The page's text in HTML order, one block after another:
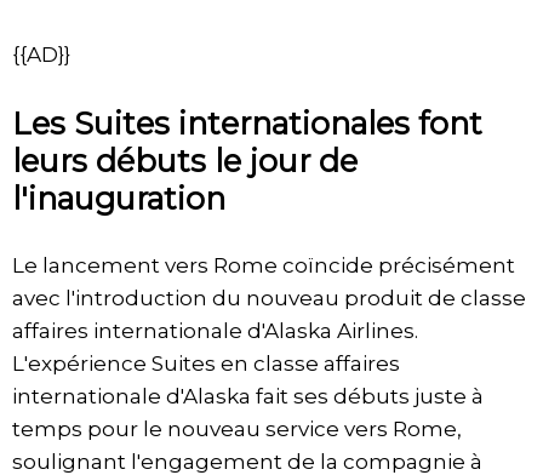
{{AD}}
Les Suites internationales font
leurs débuts le jour de
l'inauguration
Le lancement vers Rome coïncide précisément
avec l'introduction du nouveau produit de classe
affaires internationale d'Alaska Airlines.
L'expérience Suites en classe affaires
internationale d'Alaska fait ses débuts juste à
temps pour le nouveau service vers Rome,
soulignant l'engagement de la compagnie à